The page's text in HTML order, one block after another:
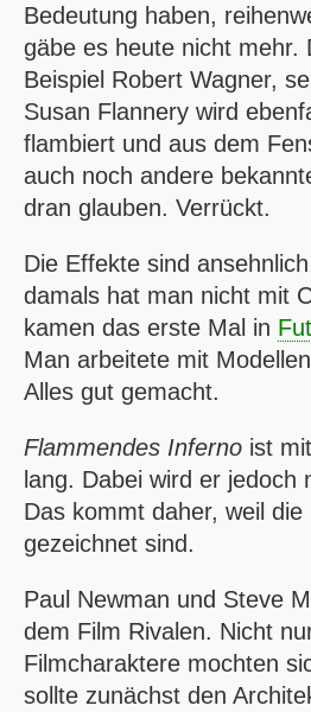
Bedeutung haben,
gäbe es heute nicht mehr.
Beispiel Robert Wagner,
Susan Flannery wird
flambiert und aus dem
auch noch andere
dran glauben. Verrückt.
Die Effekte sind
damals hat man nicht mit
kamen das erste Mal in
Man arbeitete mit
Alles gut gemacht.
Flammendes Inferno ist
lang. Dabei wird er jedoch
Das kommt daher, weil
gezeichnet sind.
Paul Newman und Steve
dem Film Rivalen. Nicht
Filmcharaktere mochten
sollte zunächst den